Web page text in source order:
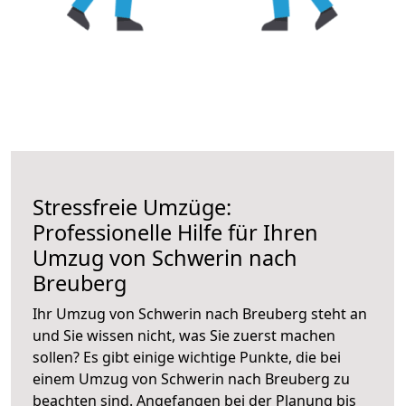
Stressfreie Umzüge:
Professionelle Hilfe für Ihren
Umzug von Schwerin nach
Breuberg
Ihr Umzug von Schwerin nach Breuberg steht an
und Sie wissen nicht, was Sie zuerst machen
sollen? Es gibt einige wichtige Punkte, die bei
einem Umzug von Schwerin nach Breuberg zu
beachten sind. Angefangen bei der Planung bis